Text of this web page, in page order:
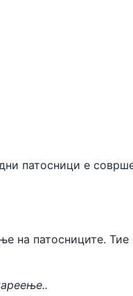
патосници е
на патосниците. Тие